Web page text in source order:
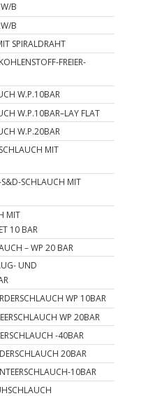
B
B
SPIRALDRAHT
FREIER-
W.P.10BAR
W.P.10BAR–LAY FLAT
W.P.20BAR
MIT
S&D-SCHLAUCH MIT
MIT
10 BAR
– WP 20 BAR
UND
WP 10BAR
WP 20BAR
-40BAR
20BAR
10BAR